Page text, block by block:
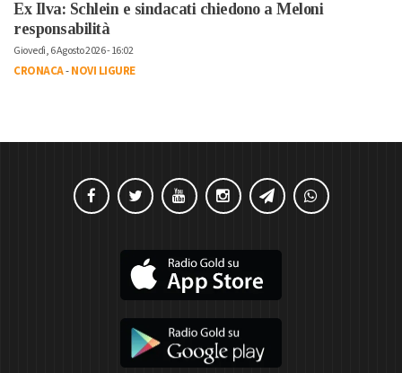
Ex Ilva: Schlein e sindacati chiedono a Meloni
responsabilità
Giovedì, 6 Agosto 2026 - 16:02
CRONACA-NOVI LIGURE